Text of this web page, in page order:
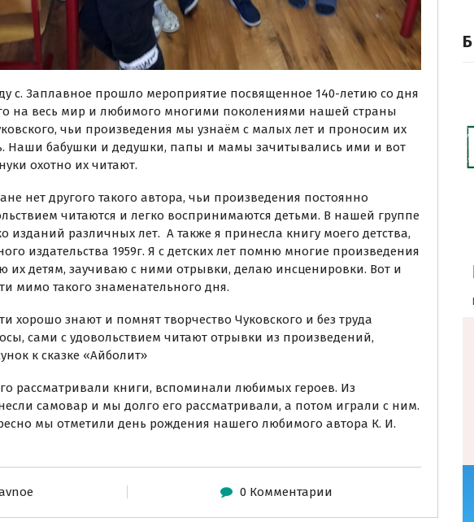
с. Заплавное прошло мероприятие посвященное 140-летию со дня
на весь мир и любимого многими поколениями нашей страны
чьи произведения мы узнаём с малых лет и проносим их
Наши бабушки и дедушки, папы и мамы зачитывались ими и вот
охотно их читают.
нет другого такого автора, чьи произведения постоянно
читаются и легко воспринимаются детьми. В нашей группе
изданий различных лет. А также я принесла книгу моего детства,
издательства 1959г. Я с детских лет помню многие произведения
их детям, заучиваю с ними отрывки, делаю инсценировки. Вот и
мимо такого знаменательного дня.
хорошо знают и помнят творчество Чуковского и без труда
сами с удовольствием читают отрывки из произведений,
к сказке «Айболит»
рассматривали книги, вспоминали любимых героев. Из
самовар и мы долго его рассматривали, а потом играли с ним.
мы отметили день рождения нашего любимого автора К. И.
0 Комментарии